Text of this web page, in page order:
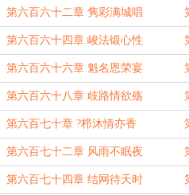
第六百六十二章 隽彩满城唱
第六百六十四章 峻法锻心性
第六百六十六章 魁名恩荣宴
第六百六十八章 歧路情欲殇
第六百七十章 ?栉沐情亦香
第六百七十二章 风雨不眠夜
第六百七十四章 结网待天时